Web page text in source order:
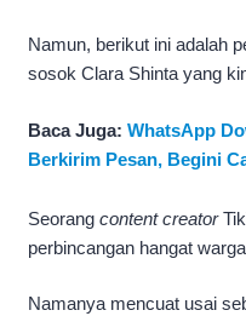
Namun, berikut ini adalah
sosok Clara Shinta yang
Baca Juga: WhatsApp
Berkirim Pesan, Begini
Seorang content creator
perbincangan hangat
Namanya mencuat usai